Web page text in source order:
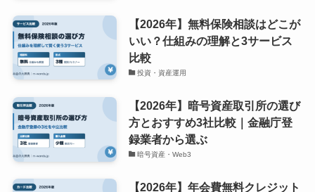
【2026年】無料保険相談はどこが
いい？仕組みの理解と3サービス
比較
投資・資産運用
【2026年】暗号資産取引所の選び
方とおすすめ3社比較｜金融庁登
録業者から選ぶ
暗号資産・Web3
【2026年】年会費無料クレジット